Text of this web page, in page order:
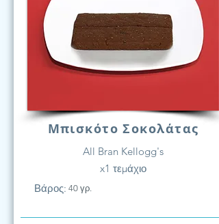
Μπισκότο Σοκολάτας
All Bran Kellogg's
x1 τεμάχιο
Βάρος: 40 γρ.